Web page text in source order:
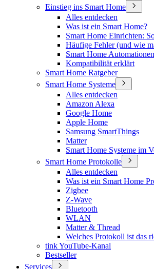
Einstieg ins Smart Home
Alles entdecken
Was ist ein Smart Home?
Smart Home Einrichten:
Häufige Fehler (und wie
Smart Home
Kompatibilität erklärt
Smart Home Ratgeber
Smart Home Systeme
Alles entdecken
Amazon Alexa
Google Home
Apple Home
Samsung SmartThings
Matter
Smart Home Systeme im
Smart Home Protokolle
Alles entdecken
Was ist ein Smart Home
Zigbee
Z-Wave
Bluetooth
WLAN
Matter & Thread
Welches Protokoll ist das
tink YouTube-Kanal
Bestseller
Services